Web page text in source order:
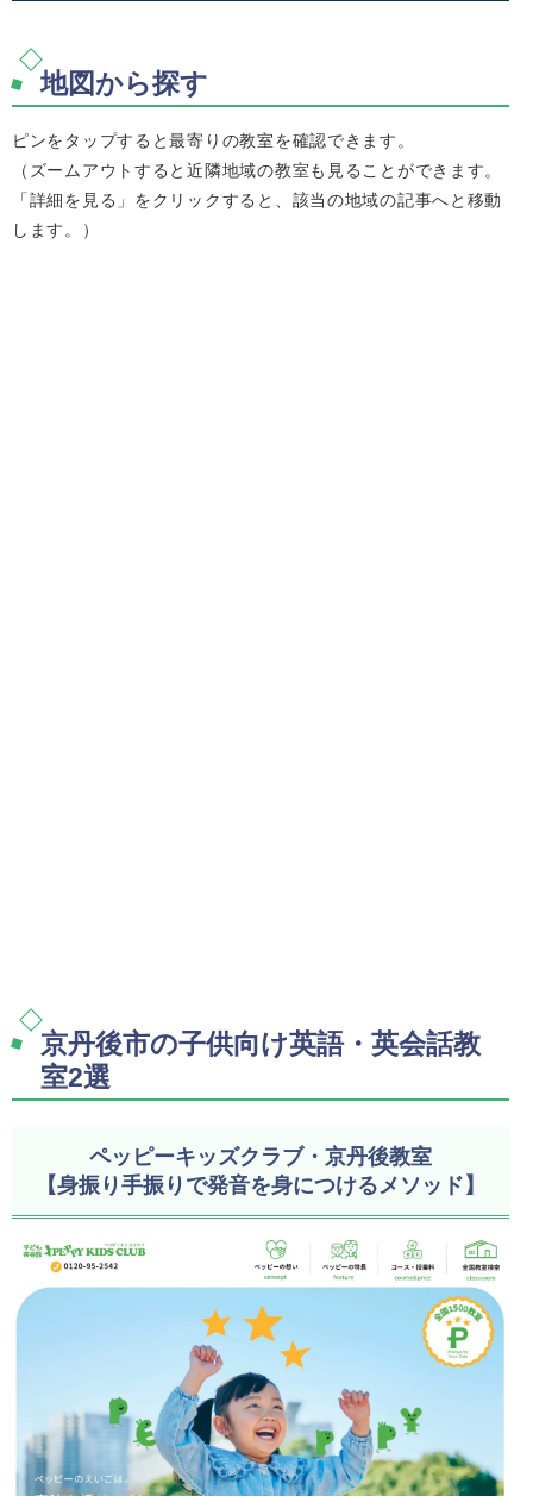
地図から探す
ピンをタップすると最寄りの教室を確認できます。
（ズームアウトすると近隣地域の教室も見ることができます。
「詳細を見る」をクリックすると、該当の地域の記事へと移動
します。）
京丹後市の子供向け英語・英会話教
室2選
ペッピーキッズクラブ・京丹後教室
【身振り手振りで発音を身につけるメソッド】